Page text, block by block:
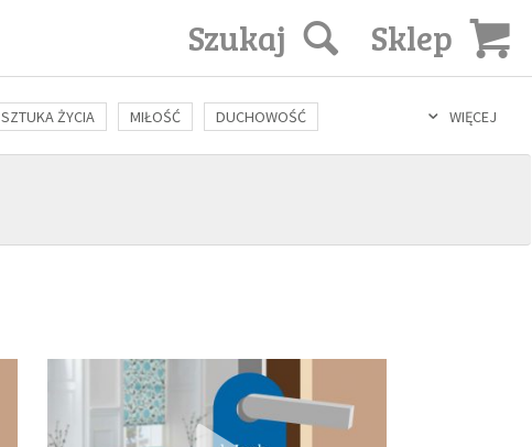
Sklep
Szukaj
WIĘCEJ
SZTUKA ŻYCIA MIŁOŚĆ DUCHOWOŚĆ
FILOZOFIA KULTURA ŚWIĘCI SEKS IN VITRO